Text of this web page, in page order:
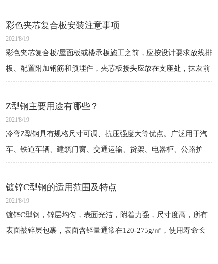
彩色夹芯复合板安装注意事项
2021/8/19
彩色夹芯复合板/屋面板或楼承板施工之前，应按设计要求放线排
板、配置附加钢筋和预埋件，夹芯板接头应放在支座处，抹灰前
需做好底部支撑，以不影响抹灰、保证结构不变形为原则。
Z型钢主要用途有哪些？
2021/8/19
冷弯Z型钢具有规格尺寸可调、抗压强度大等优点。广泛用于汽
车、铁道车辆、建筑门窗、交通运输、货架、电器柜、公路护
栏、建筑钢结构、仓储、导轨、龙骨钢、蔬菜大棚、管道支架、
镀锌C型钢的适用范围及特点
2021/8/19
镀锌C型钢，锌层均匀，表面光洁，附着力强，尺寸度高，所有
表面被锌层包裹，表面含锌量通常在120-275g/㎡，使用寿命长
抗腐蚀经久耐用，是防护力很好的一种镀锌C型钢质高。